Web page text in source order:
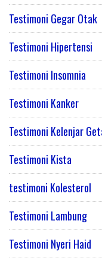
Testimoni Gegar Otak
Testimoni Hipertensi
Testimoni Insomnia
Testimoni Kanker
Testimoni Kelenjar
Testimoni Kista
testimoni Kolesterol
Testimoni Lambung
Testimoni Nyeri Haid